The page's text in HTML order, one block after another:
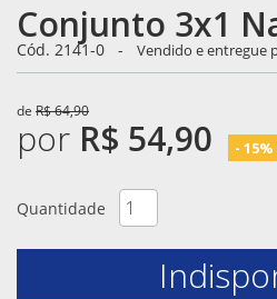
Conjunto 3x1
Cód. 2141-0 - Vendido e entregue
de R$ 64,90
por R$ 54,90 - 15%
Quantidade